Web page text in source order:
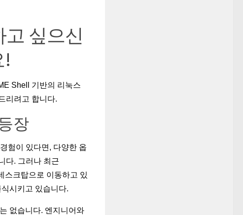
고 싶으신
!
Shell 기반의 리눅스
리려고 합니다.
장
험이 있다면, 다양한 옵
다. 그러나 최근
스크탑으로 이동하고 있
시키고 있습니다.
없습니다. 엔지니어와